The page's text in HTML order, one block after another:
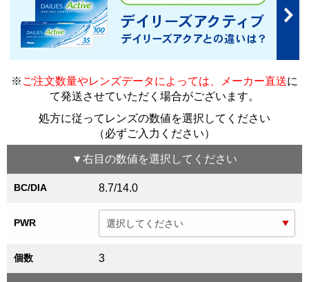
※ ご注文数量やレンズデータによっては、メーカー直送に
て発送させていただく場合がございます。
処方に従ってレンズの数値を選択してください
（必ずご入力ください）
▼右目 の数値を選択してください
BC/DIA 8.7/14.0
PWR
個数 3